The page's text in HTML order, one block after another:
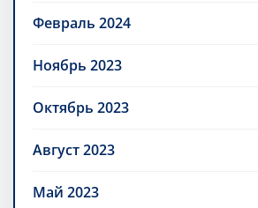
Февраль 2024
Ноябрь 2023
Октябрь 2023
Август 2023
Май 2023